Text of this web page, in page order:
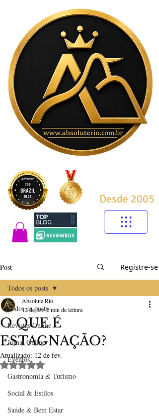
Desde 2005
Post Registre-se
Todos os posts
Revistas Online
Jornal Online
Eventos
Gastronomia & Turismo
Social & Estilos
Saúde & Bem Estar
Todos os posts
O QUE É
ESTAGNAÇÃO?
Absolute Rio
12 de fev.2 min de leitura
Atualizado: 12 de fev.
Avaliado com NaN de 5 estrelas.